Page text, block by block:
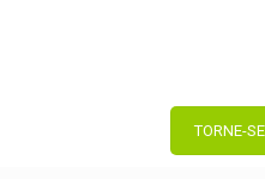
TORNE-